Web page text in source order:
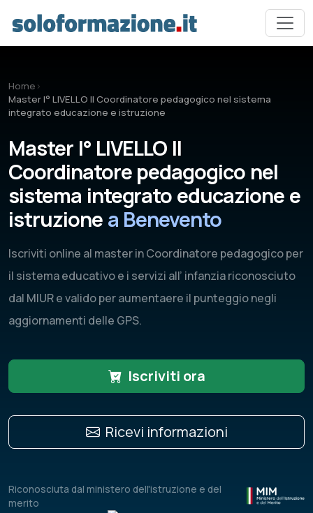
Home ›
Master I° LIVELLO Il Coordinatore pedagogico nel sistema
integrato educazione e istruzione
Master I° LIVELLO Il
Coordinatore pedagogico nel
sistema integrato educazione e
istruzione a Benevento
Iscriviti online al master in Coordinatore pedagogico per
il sistema educativo e i servizi all’ infanzia riconosciuto
dal MIUR e valido per aumentaere il punteggio negli
aggiornamenti delle GPS.
Iscriviti ora
Ricevi informazioni
Riconosciuta dal ministero dell'istruzione e del
merito